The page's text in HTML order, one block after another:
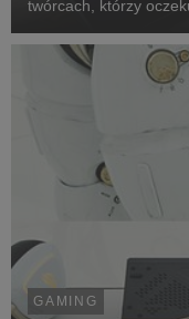
twórcach, którzy
GAMING